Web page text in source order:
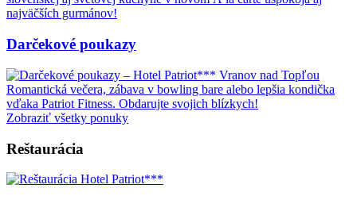
najväčších gurmánov!
Darčekové poukazy
Romantická večera, zábava v bowling bare alebo lepšia kondička
vďaka Patriot Fitness. Obdarujte svojich blízkych!
Zobraziť všetky ponuky
Reštaurácia